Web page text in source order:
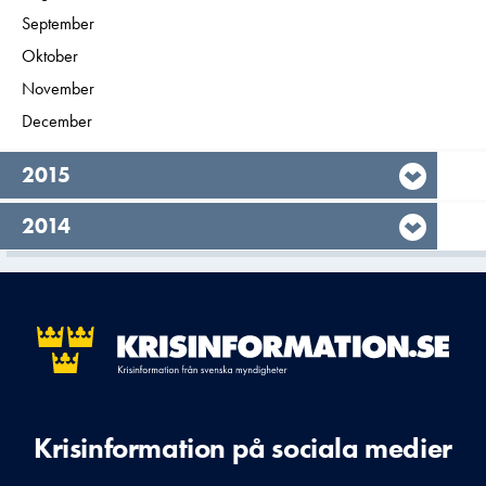
Filtrera på
September
Filtrera på
Oktober
Filtrera på
November
Filtrera på
December
År,
2015
År,
2014
Krisinformation på sociala medier